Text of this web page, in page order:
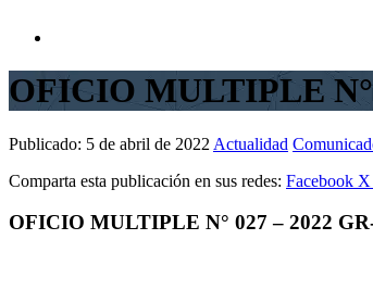
OFICIO MULTIPLE
Publicado: 5 de abril de 2022 Actualidad
Comparta esta publicación en sus redes: Facebook X
OFICIO MULTIPLE N° 027 – 2022